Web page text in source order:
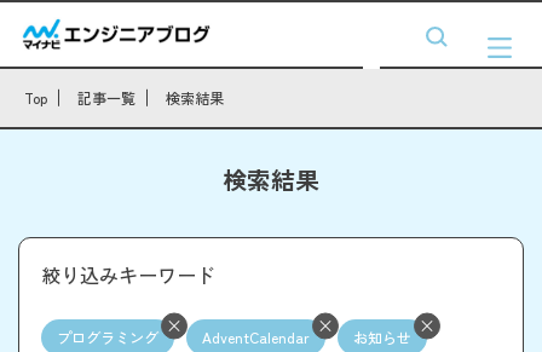
Top 記事一覧 検索結果
検索結果
絞り込みキーワード
プログラミング AdventCalendar お知らせ